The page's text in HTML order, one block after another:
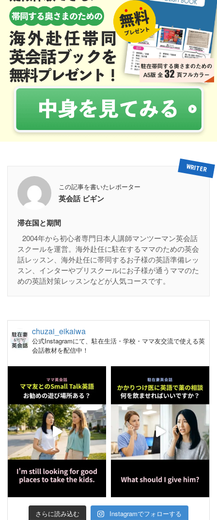
この記事を書いたレポーター
英会話 ビギン
滞在国と期間
2004年から初心者専門日本人講師マンツーマン英会話
スクールを運営。海外赴任に駐在するママのための英会
話レッスン、海外赴任に帯同するお子様の英語準備レッ
スン、インターやプリスクールにお子様が通うママのた
めの英語対策レッスンなどが人気コースです。
chuzai_eikaiwa
公式Instagramにて、駐在生活・学校・ママ友交流で使える英
会話教材を配信中！
さらに読み込む Instagramでフォローする